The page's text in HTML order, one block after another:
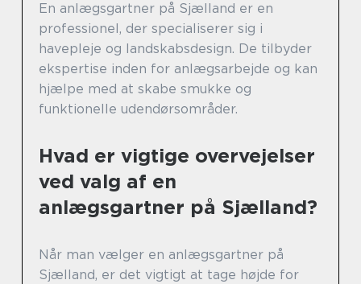
En anlægsgartner på Sjælland er en
professionel, der specialiserer sig i
havepleje og landskabsdesign. De tilbyder
ekspertise inden for anlægsarbejde og kan
hjælpe med at skabe smukke og
funktionelle udendørsområder.
Hvad er vigtige overvejelser
ved valg af en
anlægsgartner på Sjælland?
Når man vælger en anlægsgartner på
Sjælland, er det vigtigt at tage højde for